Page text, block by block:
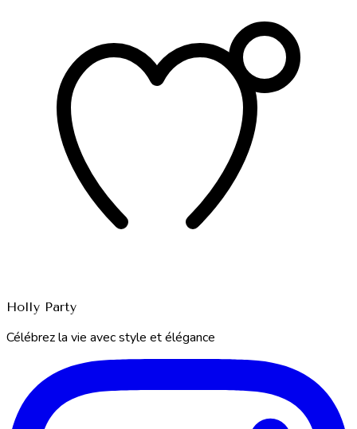
Holly Party
Célébrez la vie avec style et élégance